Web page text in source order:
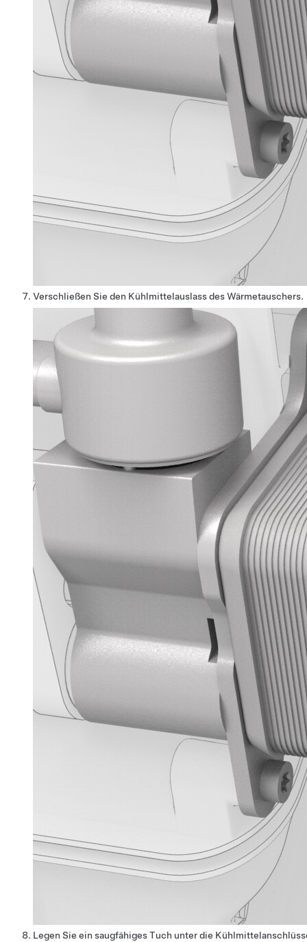
Verschließen Sie den Kühlmittelauslass des Wärmetauschers.
Legen Sie ein saugfähiges Tuch unter die